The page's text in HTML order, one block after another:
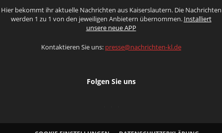
Hier bekommt ihr aktuelle Nachrichten aus Kaiserslautern. Die Nachrichten
werden 1 zu 1 von den jeweiligen Anbietern übernommen. Installiert
unsere neue APP
Kontaktieren Sie uns: presse@nachrichten-kl.de
Folgen Sie uns